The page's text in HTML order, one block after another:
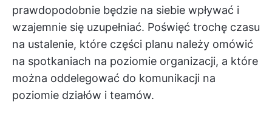
prawdopodobnie będzie na siebie wpływać i
wzajemnie się uzupełniać. Poświęć trochę czasu
na ustalenie, które części planu należy omówić
na spotkaniach na poziomie organizacji, a które
można oddelegować do komunikacji na
poziomie działów i teamów.